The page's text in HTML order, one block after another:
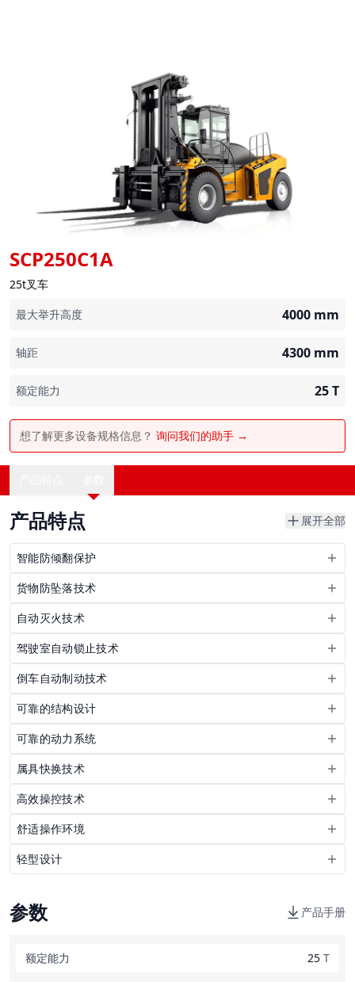
SCP250C1A
25t叉车
最大举升高度
4000 mm
轴距 4300 mm
额定能力 25T
想了解更多设备规格信息？ 询问我们的助手 →
产品特点 展开全部
智能防倾翻保护
货物防坠落技术
自动灭火技术
驾驶室自动锁止技术
倒车自动制动技术
可靠的结构设计
可靠的动力系统
属具快换技术
高效操控技术
舒适操作环境
轻型设计
参数 产品手册
额定能力 25 T